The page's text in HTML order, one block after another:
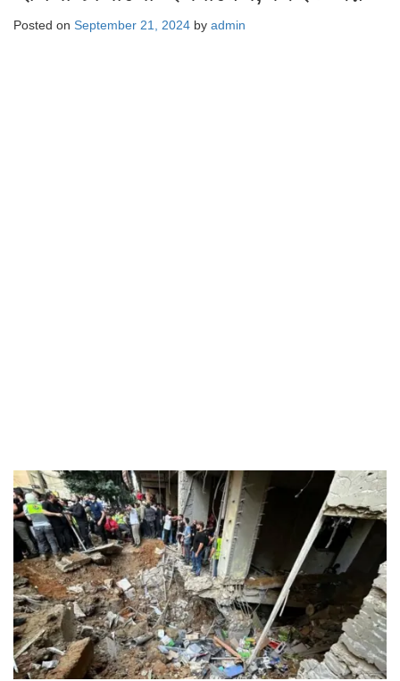
Posted on September 21, 2024 by admin